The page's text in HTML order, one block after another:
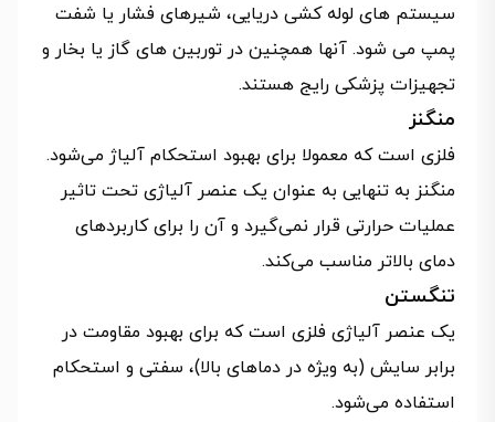
سیستم های لوله کشی دریایی، شیرهای فشار یا شفت
پمپ می شود. آنها همچنین در توربین های گاز یا بخار و
تجهیزات پزشکی رایج هستند.
منگنز
فلزی است که معمولا برای بهبود استحکام آلیاژ می‌شود.
منگنز به تنهایی به عنوان یک عنصر آلیاژی تحت تاثیر
عملیات حرارتی قرار نمی‌گیرد و آن را برای کاربردهای
دمای بالاتر مناسب می‌کند.
تنگستن
یک عنصر آلیاژی فلزی است که برای بهبود مقاومت در
برابر سایش (به ویژه در دماهای بالا)، سفتی و استحکام
استفاده می‌شود.